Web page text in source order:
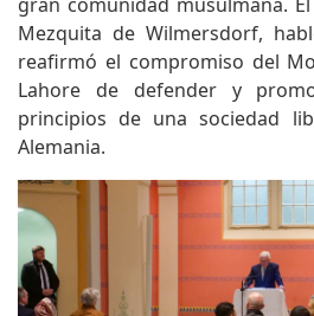
Mezquita de Wilmersdorf,
reafirmó el compromiso del
Lahore de defender y
principios de una sociedad
Alemania.